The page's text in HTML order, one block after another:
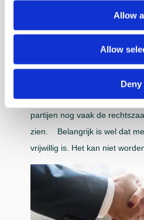
Allow
Allow
Deny
of mediation een optie is, is
is dat zich na een geslaagde
conflicten en incidenten zullen
ontstaat er wederzijds begrip
van angst, frustratie en
weggenomen. Zeker als
partijen nog vaak de
zien. Belangrijk is wel dat
vrijwillig is. Het kan niet